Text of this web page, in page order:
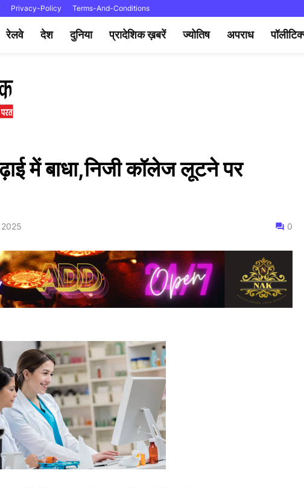
Privacy-Policy Terms-And-Conditions
रेलवे देश दुनिया प्रादेशिक ख़बरें ज्योतिष अपराध
में बाधा,निजी कॉलेज लूटने पर
0